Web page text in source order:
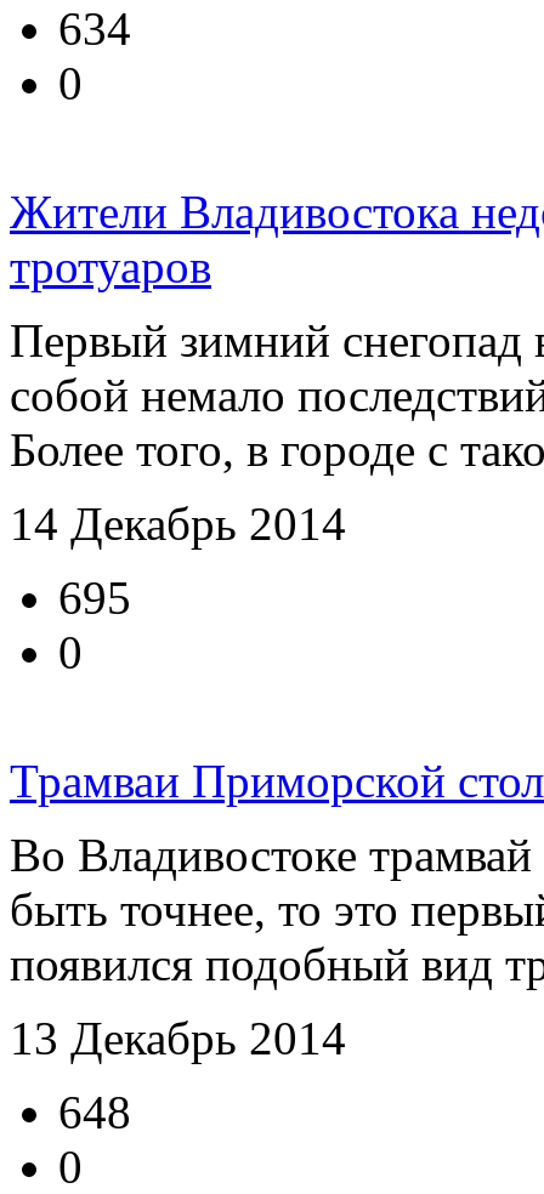
634
0
Жители Владивостока
тротуаров
Первый зимний снегопад
собой немало
Более того, в городе с
14 Декабрь 2014
695
0
Трамваи Приморской
Во Владивостоке
быть точнее, то это
появился подобный вид
13 Декабрь 2014
648
0